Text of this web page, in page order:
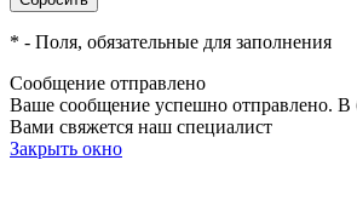
* - Поля, обязательные для заполнения
Сообщение отправлено
Ваше сообщение успешно отправлено. В
Вами свяжется наш специалист
Закрыть окно